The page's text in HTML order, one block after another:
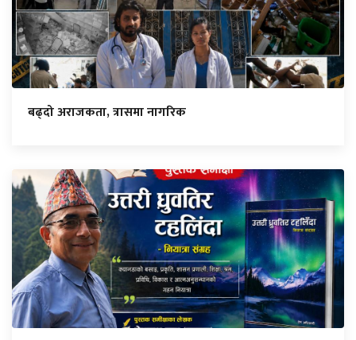
बढ्दो अराजकता, त्रासमा नागरिक